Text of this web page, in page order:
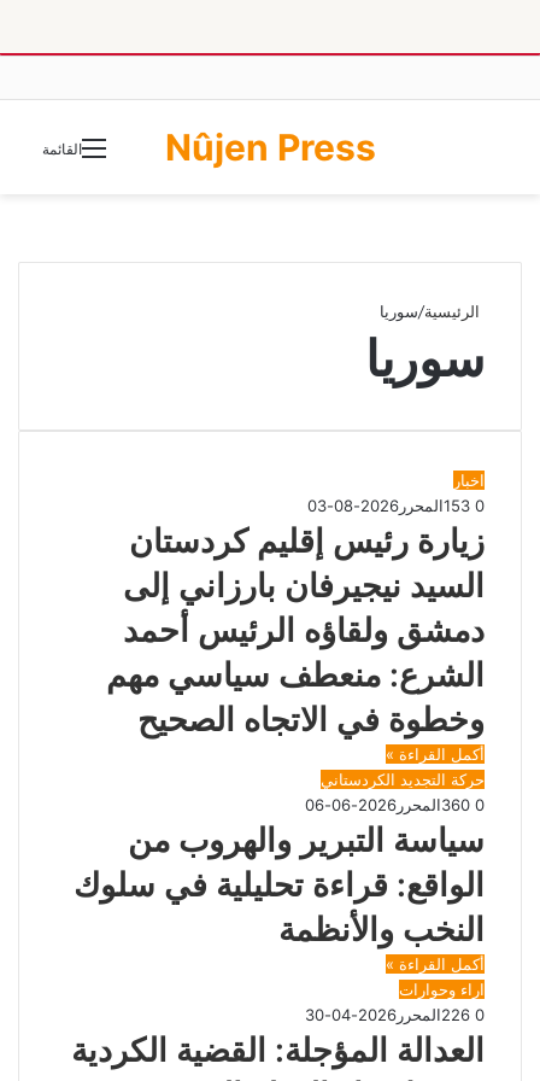
Nûjen Press القائمة
الرئيسية/سوريا
سوريا
اخبار
المحرر 2026-08-03 0
زيارة رئيس إقليم كردستان
السيد نيجيرفان بارزاني إلى
دمشق ولقاؤه الرئيس أحمد
الشرع: منعطف سياسي مهم
وخطوة في الاتجاه الصحيح
أكمل القراءة »
حركة التجديد الكردستاني
المحرر 2026-06-06 0
سياسة التبرير والهروب من
الواقع: قراءة تحليلية في سلوك
النخب والأنظمة
أكمل القراءة »
اراء وحوارات
المحرر 2026-04-30 0
العدالة المؤجلة: القضية الكردية